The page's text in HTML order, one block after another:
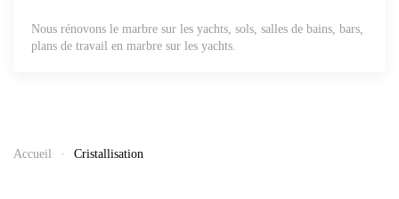
Nous rénovons le marbre sur les yachts, sols, salles de bains, bars,
plans de travail en marbre sur les yachts.
Accueil Cristallisation